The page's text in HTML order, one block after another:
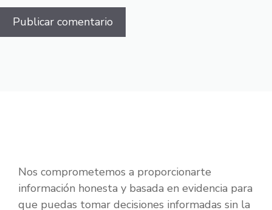
Nos comprometemos a proporcionarte
información honesta y basada en evidencia para
que puedas tomar decisiones informadas sin la